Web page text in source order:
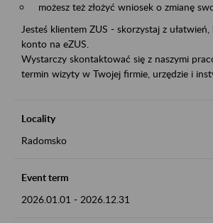
możesz też złożyć wniosek o zmianę
Jesteś klientem ZUS - skorzystaj z
konto na eZUS.
Wystarczy skontaktować się z naszymi
termin wizyty w Twojej firmie, urzędzie i
Locality
Radomsko
Event term
2026.01.01 - 2026.12.31